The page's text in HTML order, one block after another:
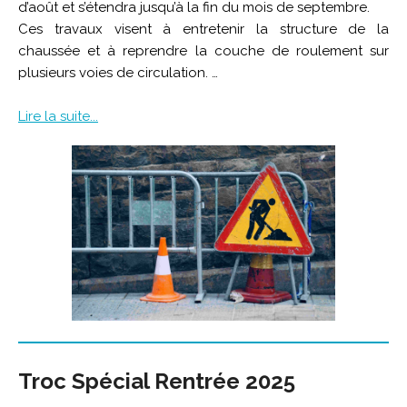
d’août et s’étendra jusqu’à la fin du mois de septembre.
Ces travaux visent à entretenir la structure de la
chaussée et à reprendre la couche de roulement sur
plusieurs voies de circulation. …
Lire la suite...
Troc Spécial Rentrée 2025